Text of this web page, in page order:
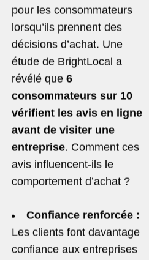
pour les consommateurs
lorsqu’ils prennent des
décisions d’achat. Une
étude de BrightLocal a
révélé que 6
consommateurs sur 10
vérifient les avis en ligne
avant de visiter une
entreprise. Comment ces
avis influencent-ils le
comportement d’achat ?
Confiance renforcée :
Les clients font davantage
confiance aux entreprises